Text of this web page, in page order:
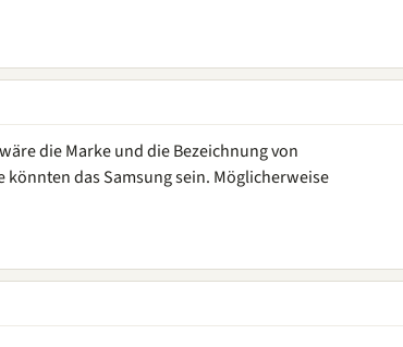
die Marke und die Bezeichnung von
das Samsung sein. Möglicherweise